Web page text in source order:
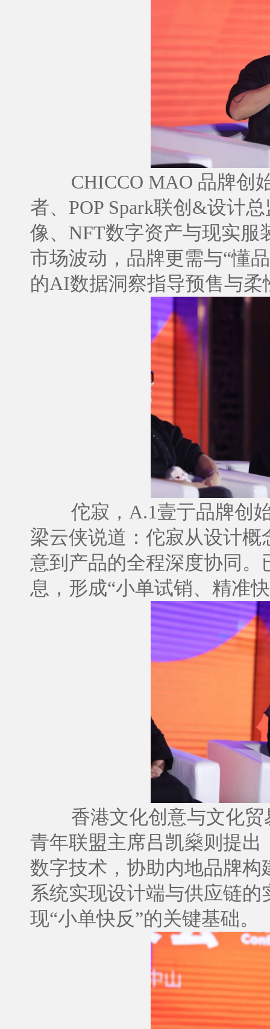
CHICCO MAO 品牌创
者、POP Spark联创&设计
像、NFT数字资产与现实服
市场波动，品牌更需与“懂
的AI数据洞察指导预售与柔
佗寂，A.1壹亍品牌创
梁云侠说道：佗寂从设计
意到产品的全程深度协同
息，形成“小单试销、精准
香港文化创意与文化
青年联盟主席吕凯燊则提
数字技术，协助内地品牌
系统实现设计端与供应链
现“小单快反”的关键基础。